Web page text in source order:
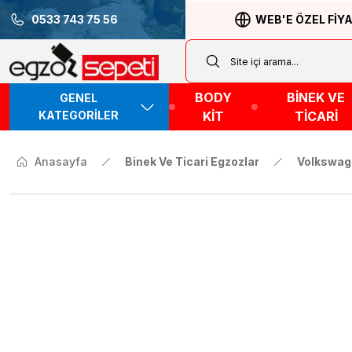
0533 743 75 56 WEB'E ÖZEL
GENEL
KATEGORİLER
BODY
KİT
BİNEK VE
TİCARİ
Anasayfa Binek Ve Ticari Egzozlar